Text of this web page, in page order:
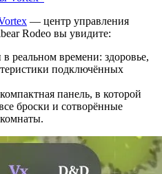
— центр управления
Rodeo вы увидите:
в реальном времени: здоровье,
подключённых
панель, в которой
броски и сотворённые